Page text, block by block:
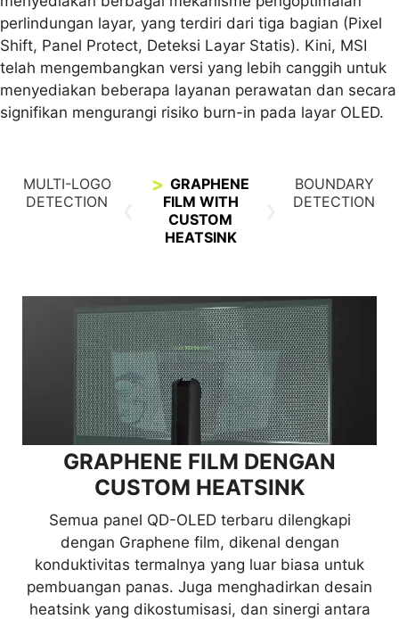
perlindungan layar, yang terdiri dari tiga bagian (Pixel
Shift, Panel Protect, Deteksi Layar Statis). Kini, MSI
telah mengembangkan versi yang lebih canggih untuk
menyediakan beberapa layanan perawatan dan secara
signifikan mengurangi risiko burn-in pada layar OLED.
MULTI-LOGO
DETECTION
GRAPHENE
FILM WITH
CUSTOM
HEATSINK
BOUNDARY
DETECTION
GRAPHENE FILM DENGAN
CUSTOM HEATSINK
Semua panel QD-OLED terbaru dilengkapi
dengan Graphene film, dikenal dengan
konduktivitas termalnya yang luar biasa untuk
pembuangan panas. Juga menghadirkan desain
heatsink yang dikostumisasi, dan sinergi antara
BOUNDARY DETECTION
Setelah beberapa detik, proteksi batas
menyesuaikan cahaya batas dari dua gambar
atau gambar dan background.
TASKBAR DETECTION
Ketika sistem mendeteksi Task Bar ditampilkan
di desktop, sistem secara otomatis memindai
bentuknya dan mengurangi cahaya untuk
mencegah terjadinya burn-in.
MULTI-LOGO DETECTION
Ketika sistem mendeteksi logo serveral static
dan sangat kontras yang ditampilkan di layar,
sistem secara otomatis memindai bentuk dan
warnanya, dan kemudian melanjutkan untuk
mengurangi luminans secara otomatis untuk
mencegah masalah burn-in.